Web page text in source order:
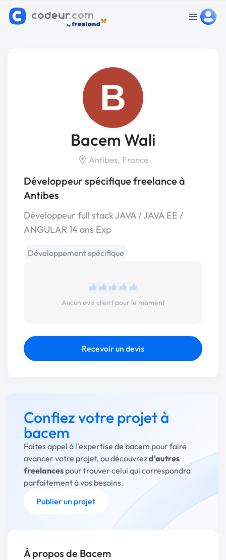
B
Bacem Wali
Antibes, France
Développeur spécifique freelance à
Antibes
Développeur full stack JAVA / JAVA EE /
ANGULAR 14 ans Exp
Développement spécifique
Aucun avis client pour le moment
Recevoir un devis
Confiez votre projet à
bacem
Faites appel à l'expertise de bacem pour faire
avancer votre projet, ou découvrezd'autres
freelances pour trouver celui qui correspondra
parfaitement à vos besoins.
Publier un projet
À propos de Bacem